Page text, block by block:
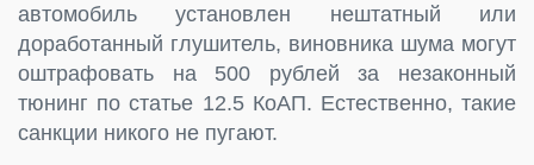
автомобиль установлен нештатный или
доработанный глушитель, виновника шума могут
оштрафовать на 500 рублей за незаконный
тюнинг по статье 12.5 КоАП. Естественно, такие
санкции никого не пугают.